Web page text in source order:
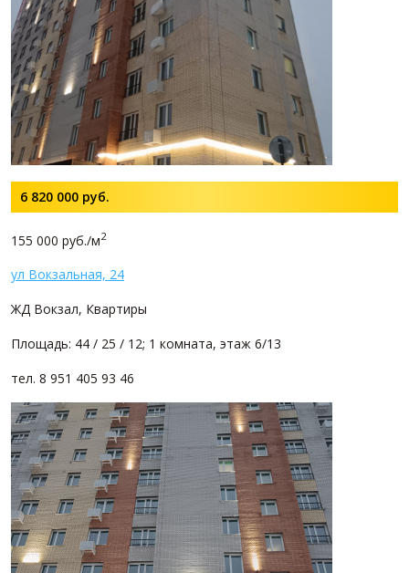
6 820 000 руб.
155 000 руб./м2
ул Вокзальная, 24
ЖД Вокзал, Квартиры
Площадь: 44 / 25 / 12; 1 комната, этаж 6/13
тел. 8 951 405 93 46